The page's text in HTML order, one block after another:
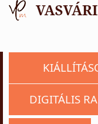
DIGITÁLIS